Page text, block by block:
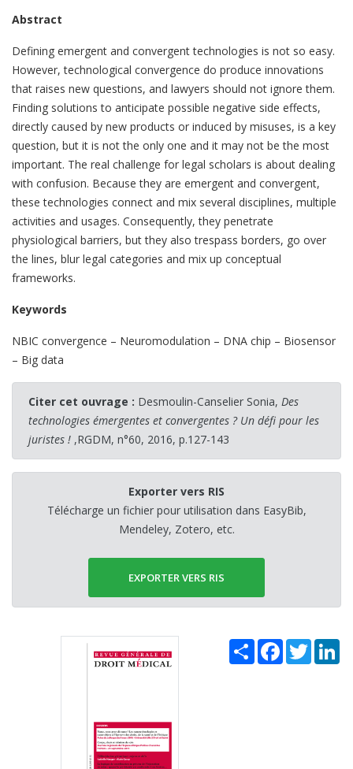
Abstract
Defining emergent and convergent technologies is not so easy.
However, technological convergence do produce innovations
that raises new questions, and lawyers should not ignore them.
Finding solutions to anticipate possible negative side effects,
directly caused by new products or induced by misuses, is a key
question, but it is not the only one and it may not be the most
important. The real challenge for legal scholars is about dealing
with confusion. Because they are emergent and convergent,
these technologies connect and mix several disciplines, multiple
activities and usages. Consequently, they penetrate
physiological barriers, but they also trespass borders, go over
the lines, blur legal categories and mix up conceptual
frameworks.
Keywords
NBIC convergence – Neuromodulation – DNA chip – Biosensor
– Big data
Citer cet ouvrage : Desmoulin-Canselier Sonia, Des
technologies émergentes et convergentes ? Un défi pour les
juristes ! ,RGDM, n°60, 2016, p.127-143
Exporter vers RIS
Télécharge un fichier pour utilisation dans EasyBib,
Mendeley, Zotero, etc.
EXPORTER VERS RIS
Share Facebook
Twitter